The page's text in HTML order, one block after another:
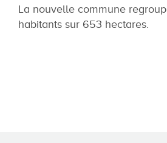
La nouvelle commune
habitants sur 653 hectares.